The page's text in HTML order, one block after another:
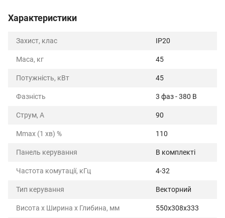
Характеристики
Захист, клас IP20
Маса, кг 45
Потужність, кВт 45
Фазність 3 фаз - 380 В
Струм, А 90
Mmax (1 хв) % 110
Панель керування В комплекті
Частота комутації, кГц 4-32
Тип керування Векторний
Висота х Ширина х Глибина, мм 550x308x333